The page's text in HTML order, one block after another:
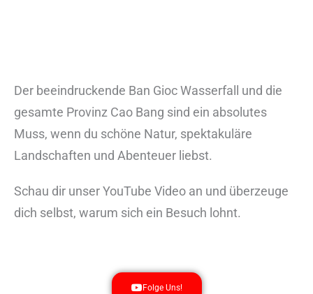
Der beeindruckende Ban Gioc Wasserfall und die
gesamte Provinz Cao Bang sind ein absolutes
Muss, wenn du schöne Natur, spektakuläre
Landschaften und Abenteuer liebst.
Schau dir unser YouTube Video an und überzeuge
dich selbst, warum sich ein Besuch lohnt.
Folge Uns!